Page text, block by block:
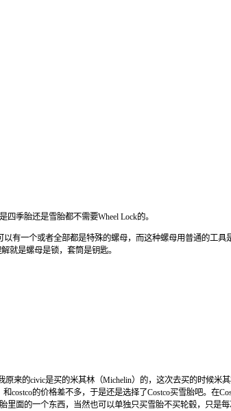
四季胎还是雪胎都不需要Wheel Lock的。
以有一个或者全部都是特殊的螺母，而这种螺母用普通的工具
就是螺母是锁，套筒是钥匙。
原来的civic是买的米其林（Michelin）的，这次去买的时候米
和costco的价格差不多，于是还是选择了Costco买雪胎吧。在
里面的一个东西，当然也可以单独只买雪胎不买轮毂，只是